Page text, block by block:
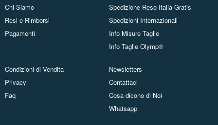
Chi Siamo
Resi e Rimborsi
Pagamenti
Spedizione Reso Italia Gratis
Spedizioni Internazionali
Info Misure Taglie
Info Taglie Olymp®
Condizioni di Vendita
Privacy
Faq
Newsletters
Contattaci
Cosa dicono di Noi
Whatsapp